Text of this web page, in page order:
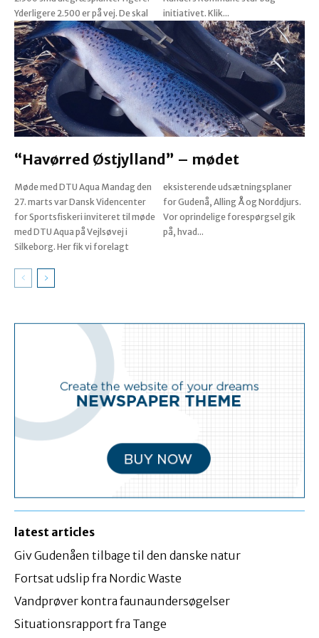
Yderligere 2.500 er på vej. De skal
initiativet. Klik...
“Havørred Østjylland” – mødet
Møde med DTU Aqua Mandag den
27. marts var Dansk Videncenter
for Sportsfiskeri inviteret til møde
med DTU Aqua på Vejlsøvej i
Silkeborg. Her fik vi forelagt
eksisterende udsætningsplaner
for Gudenå, Alling Å og Norddjurs.
Vor oprindelige forespørgsel gik
på, hvad...
latest articles
Giv Gudenåen tilbage til den danske natur
Fortsat udslip fra Nordic Waste
Vandprøver kontra faunaundersøgelser
Situationsrapport fra Tange